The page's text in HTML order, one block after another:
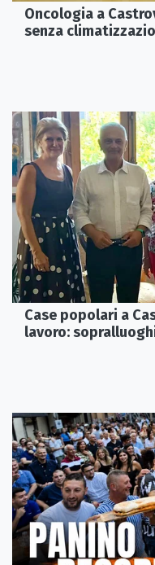
Oncologia a
senza
Case popolari a
lavoro: